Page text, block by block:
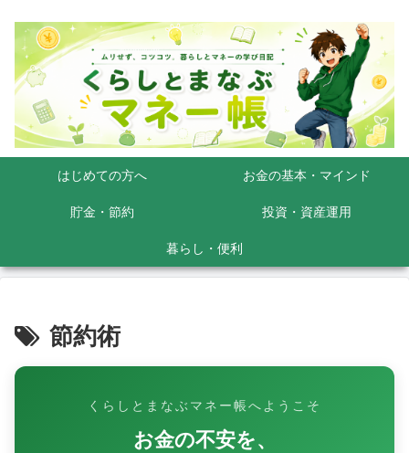
はじめての方へ お金の基本・マインド
貯金・節約 投資・資産運用
暮らし・便利
節約術
くらしとまなぶマネー帳へようこそ
お金の不安を、